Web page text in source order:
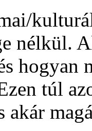
nélkül.
túl
akár